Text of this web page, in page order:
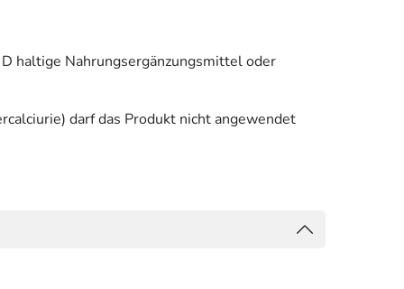
haltige Nahrungsergänzungsmittel oder
darf das Produkt nicht angewendet